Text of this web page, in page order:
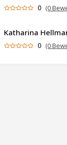
0 (0
0 (0